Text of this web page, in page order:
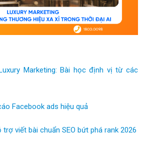
Marketing: Bài học định vị từ các
Facebook ads hiệu quả
viết bài chuẩn SEO bứt phá rank 2026